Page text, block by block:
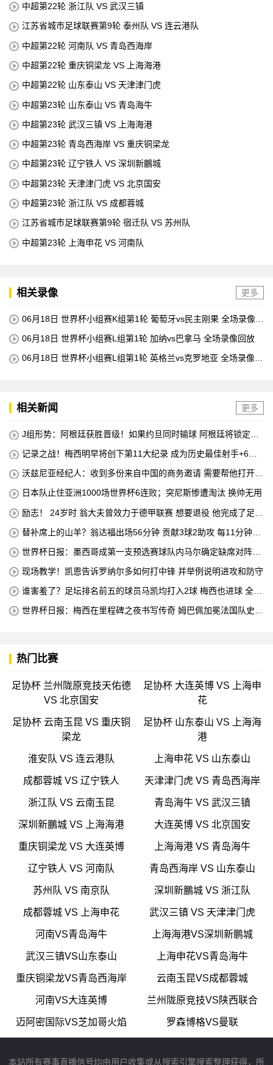
中超第22轮 浙江队 VS 武汉三镇
江苏省城市足球联赛第9轮 泰州队 VS 连云港队
中超第22轮 河南队 VS 青岛西海岸
中超第22轮 重庆铜梁龙 VS 上海海港
中超第22轮 山东泰山 VS 天津津门虎
中超第23轮 山东泰山 VS 青岛海牛
中超第23轮 武汉三镇 VS 上海海港
中超第23轮 青岛西海岸 VS 重庆铜梁龙
中超第23轮 辽宁铁人 VS 深圳新鵬城
中超第23轮 天津津门虎 VS 北京国安
中超第23轮 浙江队 VS 成都蓉城
江苏省城市足球联赛第9轮 宿迁队 VS 苏州队
中超第23轮 上海申花 VS 河南队
相关录像 更多
06月18日 世界杯小组赛K组第1轮 葡萄牙vs民主刚果 全场录像回
06月18日 世界杯小组赛L组第1轮 加纳vs巴拿马 全场录像回放
06月18日 世界杯小组赛L组第1轮 英格兰vs克罗地亚 全场录像回
相关新闻 更多
J组形势：阿根廷获胜晋级！如果约旦同时输球 阿根廷将锁定榜
记录之战！梅西明早将创下第11大纪录 成为历史最佳射手+6次
沃兹尼亚经纪人：收到多份来自中国的商务邀请 需要帮他打开中
日本队止住亚洲1000场世界杯6连败；突尼斯惨遭淘汰 换帅无用
励志！ 24岁时 翁大夫曾效力于德甲联赛 想要退役 他完成了足球
替补席上的山羊？翁达福出场56分钟 贡献3球2助攻 每11分钟参
世界杯日报：墨西哥成第一支预选赛球队内马尔确定缺席对阵海
现场教学！凯恩告诉罗纳尔多如何打中锋 并举例说明进攻和防守
谁害羞了？足坛排名前五的球员马凯均打入2球 梅西也进球 全场
世界杯日报：梅西在里程碑之夜书写传奇 姆巴佩加冕法国队史最
热门比赛
足协杯 兰州陇原竞技天佑德
VS 北京国安
足协杯 大连英博 VS 上海申
花
足协杯 云南玉昆 VS 重庆铜
梁龙
足协杯 山东泰山 VS 上海海
港
淮安队 VS 连云港队 上海申花 VS 山东泰山
成都蓉城 VS 辽宁铁人 天津津门虎 VS 青岛西海岸
浙江队 VS 云南玉昆 青岛海牛 VS 武汉三镇
深圳新鵬城 VS 上海海港 大连英博 VS 北京国安
重庆铜梁龙 VS 大连英博 上海海港 VS 青岛海牛
辽宁铁人 VS 河南队 青岛西海岸 VS 山东泰山
苏州队 VS 南京队 深圳新鵬城 VS 浙江队
成都蓉城 VS 上海申花 武汉三镇 VS 天津津门虎
河南VS青岛海牛 上海海港VS深圳新鹏城
武汉三镇VS山东泰山 上海申花VS青岛海牛
重庆铜梁龙VS青岛西海岸 云南玉昆VS成都蓉城
河南VS大连英博 兰州陇原竞技VS陕西联合
迈阿密国际VS芝加哥火焰 罗森博格VS曼联
本站所有赛事直播信号均由用户收集或从搜索引擎搜索整理获得，所